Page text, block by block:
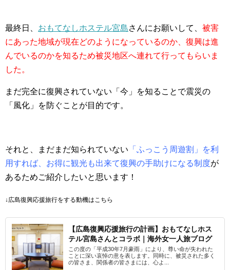
最終日、 おもてなしホステル宮島さんにお願いして、 被害
にあった地域が現在どのようになっているのか、復興は進
んでいるのかを知るため被災地区へ連れて行ってもらいま
した。
まだ完全に復興されていない「今」を知ることで震災の
「風化」を防ぐことが目的です。
それと、まだまだ知られていない 「ふっこう周遊割」を利
用すれば、お得に観光も出来て復興の手助けになる制度が
あるためご紹介したいと思います！
↓広島復興応援旅行をする動機はこちら
【広島復興応援旅行の計画】おもてなしホス
テル宮島さんとコラボ｜海外女一人旅ブログ
この度の「平成30年7月豪雨」により、尊い命が失われた
ことに深い哀悼の意を表します。同時に、被災された多く
の皆さま、関係者の皆さまには、心よ...